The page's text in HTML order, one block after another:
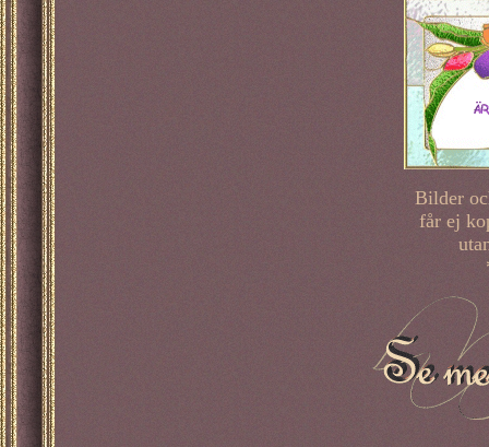
Bilder
får ej